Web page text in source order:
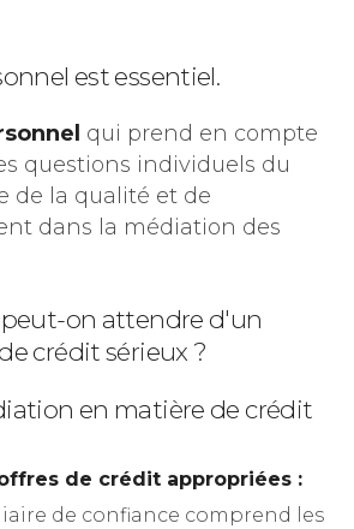
est essentiel.
qui prend en compte
questions individuels du
de la qualité et de
dans la médiation des
peut-on attendre d'un
crédit sérieux ?
en matière de crédit
de crédit appropriées :
de confiance comprend les